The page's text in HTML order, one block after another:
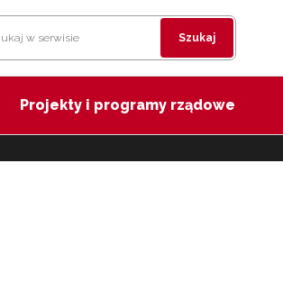
Szukaj
Projekty i programy rządowe